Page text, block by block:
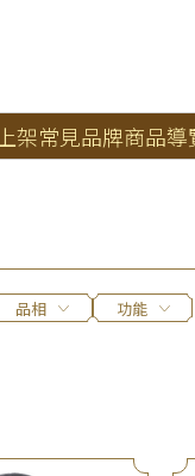
架常見品牌商品導
品相 功能